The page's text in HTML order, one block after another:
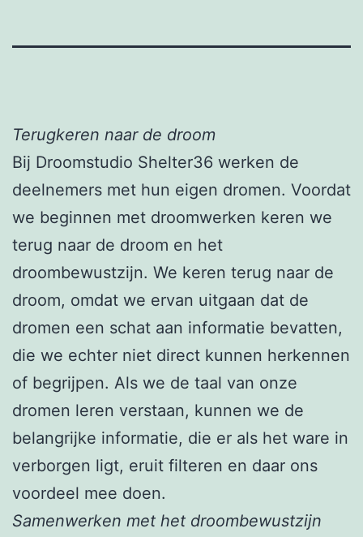
Terugkeren naar de droom
Bij Droomstudio Shelter36 werken de
deelnemers met hun eigen dromen. Voordat
we beginnen met droomwerken keren we
terug naar de droom en het
droombewustzijn. We keren terug naar de
droom, omdat we ervan uitgaan dat de
dromen een schat aan informatie bevatten,
die we echter niet direct kunnen herkennen
of begrijpen. Als we de taal van onze
dromen leren verstaan, kunnen we de
belangrijke informatie, die er als het ware in
verborgen ligt, eruit filteren en daar ons
voordeel mee doen.
Samenwerken met het droombewustzijn